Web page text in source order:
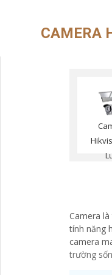
CAMERA
Camera
tính năng
camera
trường